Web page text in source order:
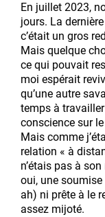
En juillet 2023,
jours. La
c’était un gros
Mais quelque
ce qui pouvait
moi espérait
qu’une autre
temps à
conscience sur
Mais comme
relation « à
n’étais pas à
oui, une soumise
ah) ni prête à le
assez mijoté.